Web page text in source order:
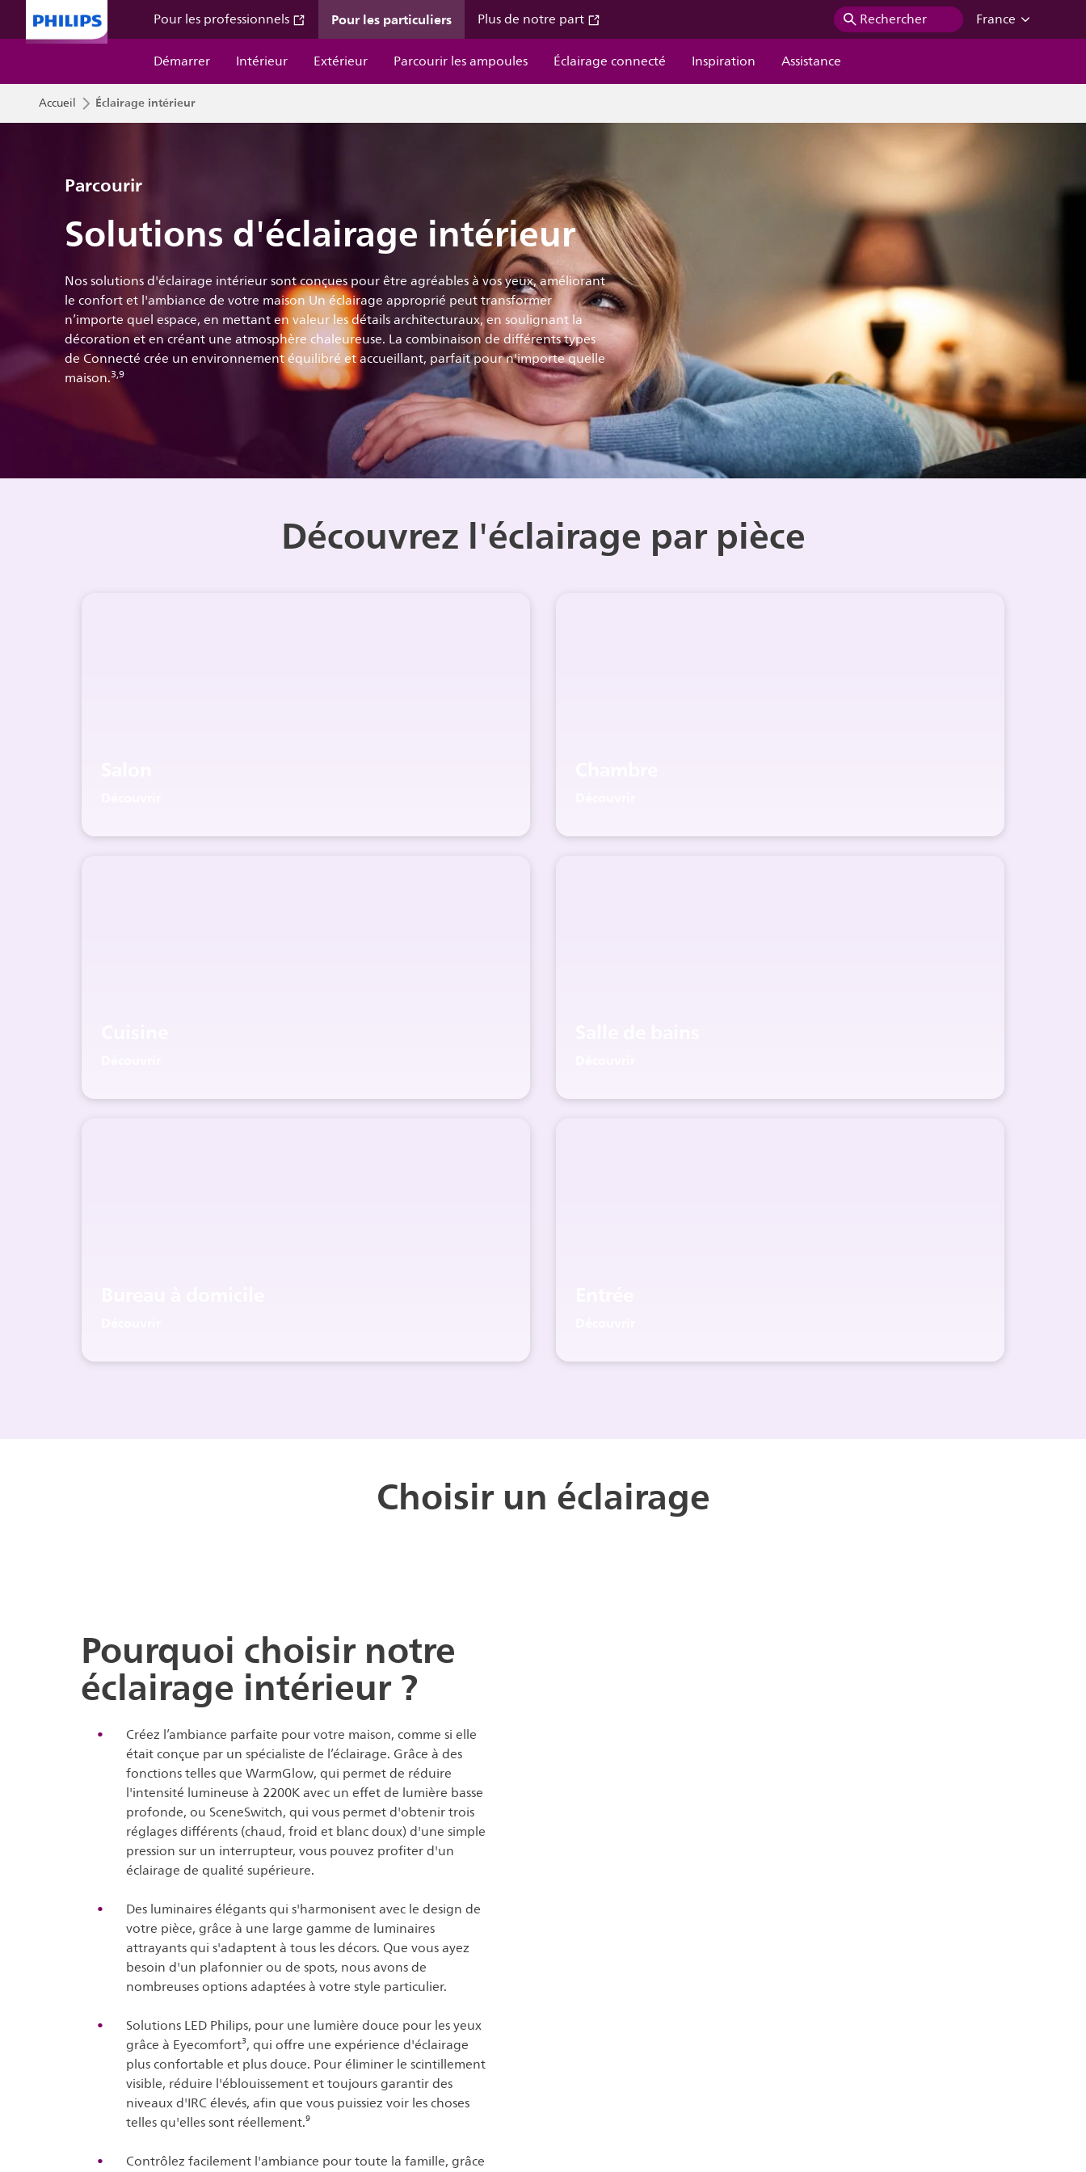
Pour les professionnels Pour les particuliers Plus de notre part Rechercher
France
Démarrer
Intérieur Extérieur Parcourir les ampoules Éclairage connecté Inspiration Assistance
Accueil Éclairage intérieur
Parcourir
Solutions d'éclairage intérieur
Nos solutions d'éclairage intérieur sont conçues pour être agréables à vos yeux, améliorant
le confort et l'ambiance de votre maison Un éclairage approprié peut transformer
n’importe quel espace, en mettant en valeur les détails architecturaux, en soulignant la
décoration et en créant une atmosphère chaleureuse. La combinaison de différents types
de Connecté crée un environnement équilibré et accueillant, parfait pour n'importe quelle
maison.3,9
Découvrez l'éclairage par pièce
Choisir un éclairage
Pourquoi choisir notre
éclairage intérieur ?
Créez l’ambiance parfaite pour votre maison, comme si elle
était conçue par un spécialiste de l’éclairage. Grâce à des
fonctions telles que WarmGlow, qui permet de réduire
l'intensité lumineuse à 2200K avec un effet de lumière basse
profonde, ou SceneSwitch, qui vous permet d'obtenir trois
réglages différents (chaud, froid et blanc doux) d'une simple
pression sur un interrupteur, vous pouvez profiter d'un
éclairage de qualité supérieure.
Des luminaires élégants qui s'harmonisent avec le design de
votre pièce, grâce à une large gamme de luminaires
attrayants qui s'adaptent à tous les décors. Que vous ayez
besoin d'un plafonnier ou de spots, nous avons de
nombreuses options adaptées à votre style particulier.
Solutions LED Philips, pour une lumière douce pour les yeux
grâce à Eyecomfort³, qui offre une expérience d'éclairage
plus confortable et plus douce. Pour éliminer le scintillement
visible, réduire l'éblouissement et toujours garantir des
niveaux d'IRC élevés, afin que vous puissiez voir les choses
telles qu'elles sont réellement.⁹
Contrôlez facilement l'ambiance pour toute la famille, grâce